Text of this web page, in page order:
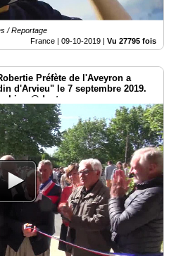
/ Reportage
France | 09-10-2019 | Vu 27795 fois
Préfète de l'Aveyron a
d'Arvieu" le 7 septembre 2019.
@dept_aveyron